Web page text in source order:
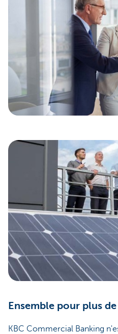
Ensemble pour plus
KBC Commercial Banking